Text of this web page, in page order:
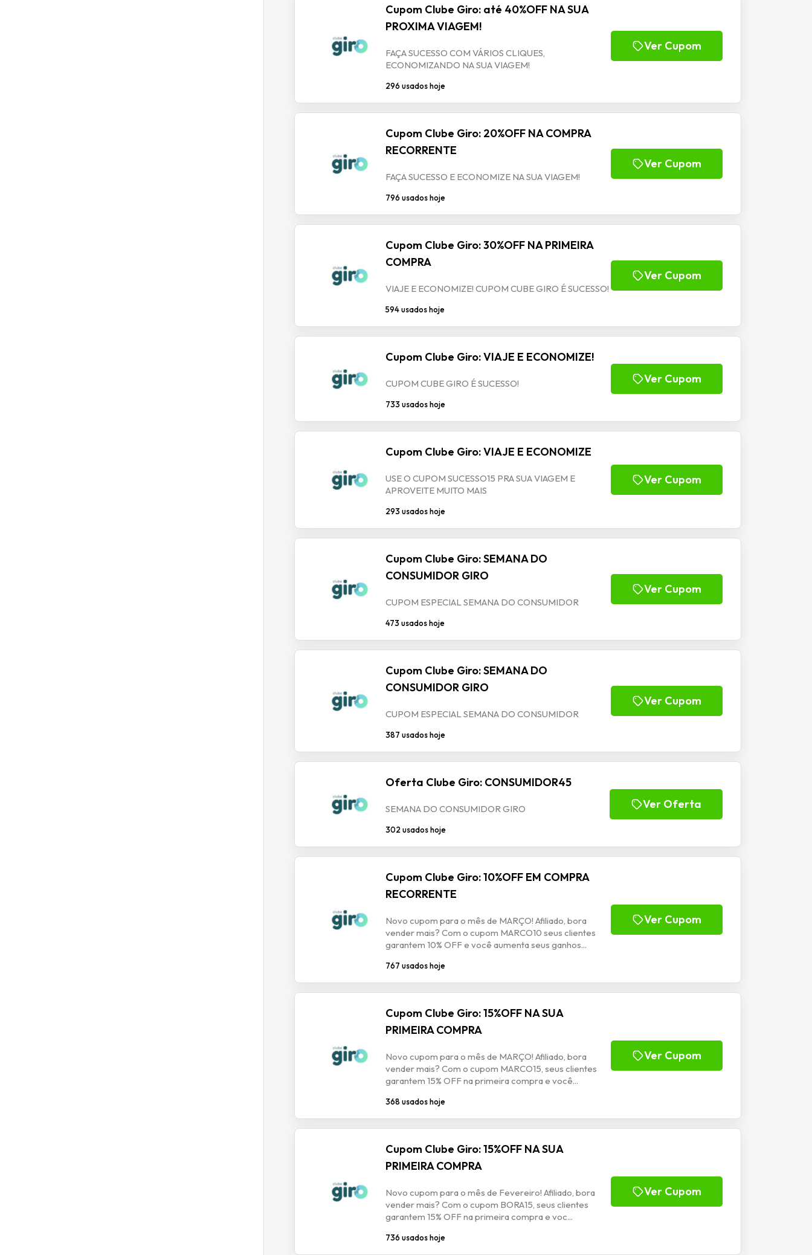
Cupom Clube Giro: até 40%OFF NA SUA
PROXIMA VIAGEM!
FAÇA SUCESSO COM VÁRIOS CLIQUES,
ECONOMIZANDO NA SUA VIAGEM!
296 usados hoje
Ver Cupom
Cupom Clube Giro: 20%OFF NA COMPRA
RECORRENTE
FAÇA SUCESSO E ECONOMIZE NA SUA VIAGEM!
796 usados hoje
Ver Cupom
Cupom Clube Giro: 30%OFF NA PRIMEIRA
COMPRA
VIAJE E ECONOMIZE! CUPOM CUBE GIRO É SUCESSO!
594 usados hoje
Ver Cupom
Cupom Clube Giro: VIAJE E ECONOMIZE!
CUPOM CUBE GIRO É SUCESSO!
733 usados hoje
Ver Cupom
Cupom Clube Giro: VIAJE E ECONOMIZE
USE O CUPOM SUCESSO15 PRA SUA VIAGEM E
APROVEITE MUITO MAIS
293 usados hoje
Ver Cupom
Cupom Clube Giro: SEMANA DO
CONSUMIDOR GIRO
CUPOM ESPECIAL SEMANA DO CONSUMIDOR
473 usados hoje
Ver Cupom
Cupom Clube Giro: SEMANA DO
CONSUMIDOR GIRO
CUPOM ESPECIAL SEMANA DO CONSUMIDOR
387 usados hoje
Ver Cupom
Oferta Clube Giro: CONSUMIDOR45
SEMANA DO CONSUMIDOR GIRO
302 usados hoje
Ver Oferta
Cupom Clube Giro: 10%OFF EM COMPRA
RECORRENTE
Novo cupom para o mês de MARÇO! Afiliado, bora
vender mais? Com o cupom MARCO10 seus clientes
garantem 10% OFF e você aumenta seus ganhos...
767 usados hoje
Ver Cupom
Cupom Clube Giro: 15%OFF NA SUA
PRIMEIRA COMPRA
Novo cupom para o mês de MARÇO! Afiliado, bora
vender mais? Com o cupom MARCO15, seus clientes
garantem 15% OFF na primeira compra e você...
368 usados hoje
Ver Cupom
Cupom Clube Giro: 15%OFF NA SUA
PRIMEIRA COMPRA
Novo cupom para o mês de Fevereiro! Afiliado, bora
vender mais? Com o cupom BORA15, seus clientes
garantem 15% OFF na primeira compra e voc...
736 usados hoje
Ver Cupom